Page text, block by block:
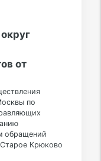
от
по
обращений
Крюково